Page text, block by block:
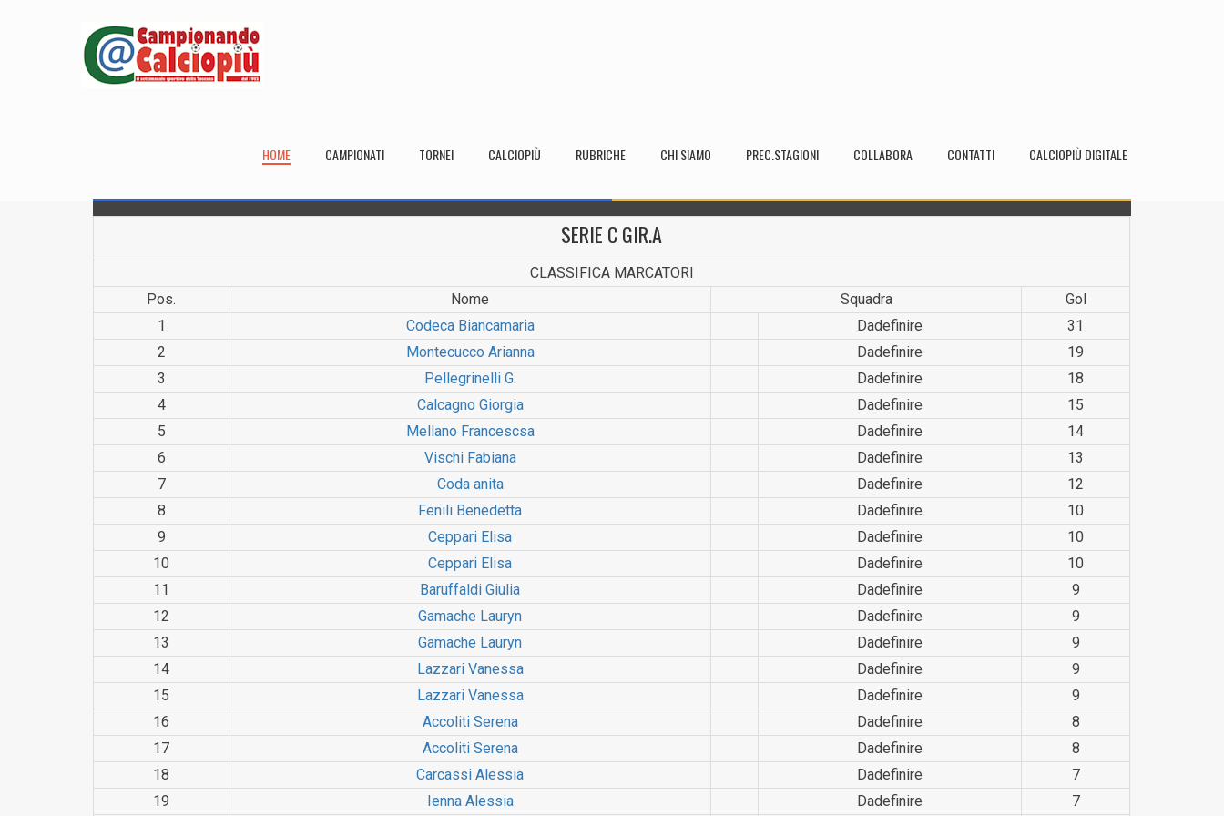
HOME CAMPIONATI TORNEI CALCIOPIÙ RUBRICHE CHI SIAMO PREC.STAGIONI COLLABORA CONTATTI CALCIOPIÙ DIGITALE
SERIE C GIR.A
CLASSIFICA MARCATORI
Pos.
Nome Squadra
Gol
1
Codeca Biancama­ria Dadefin­ire
31
2
Montecucco Arianna Dadefin­ire
19
3
Pellegri­nelli G. Dadefin­ire
18
4
Calcagno Giorgia Dadefin­ire
15
5
Mellano Francescsa Dadefin­ire
14
6
Vischi Fabiana Dadefin­ire
13
7
Coda anita Dadefin­ire
12
8
Fenili Benedetta Dadefin­ire
10
9
Ceppari Elisa Dadefin­ire
10
10
Ceppari Elisa Dadefin­ire
10
11
Baruffaldi Giulia Dadefin­ire
9
12
Gamache Lauryn Dadefin­ire
9
13
Gamache Lauryn Dadefin­ire
9
14
Lazzari Vanessa Dadefin­ire
9
15
Lazzari Vanessa Dadefin­ire
9
16
Accoliti Serena Dadefin­ire
8
17
Accoliti Serena Dadefin­ire
8
18
Carcassi Alessia Dadefin­ire
7
19
Ienna Alessia Dadefin­ire 7